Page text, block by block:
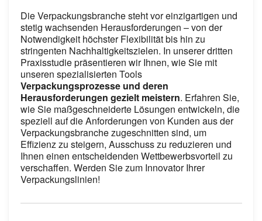
Die Verpackungsbranche steht vor einzigartigen und
stetig wachsenden Herausforderungen – von der
Notwendigkeit höchster Flexibilität bis hin zu
stringenten Nachhaltigkeitszielen. In unserer dritten
Praxisstudie präsentieren wir Ihnen, wie Sie mit
unseren spezialisierten Tools
Verpackungsprozesse und deren
Herausforderungen gezielt meistern. Erfahren Sie,
wie Sie maßgeschneiderte Lösungen entwickeln, die
speziell auf die Anforderungen von Kunden aus der
Verpackungsbranche zugeschnitten sind, um
Effizienz zu steigern, Ausschuss zu reduzieren und
Ihnen einen entscheidenden Wettbewerbsvorteil zu
verschaffen. Werden Sie zum Innovator Ihrer
Verpackungslinien!